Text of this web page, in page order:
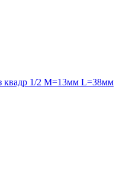
квадр 1/2 М=13мм L=38мм